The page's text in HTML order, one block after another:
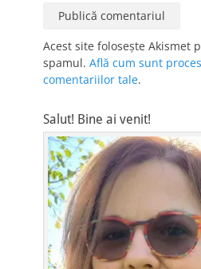
Acest site folosește Akismet
spamul. Află cum sunt
comentariilor tale.
Salut! Bine ai venit!